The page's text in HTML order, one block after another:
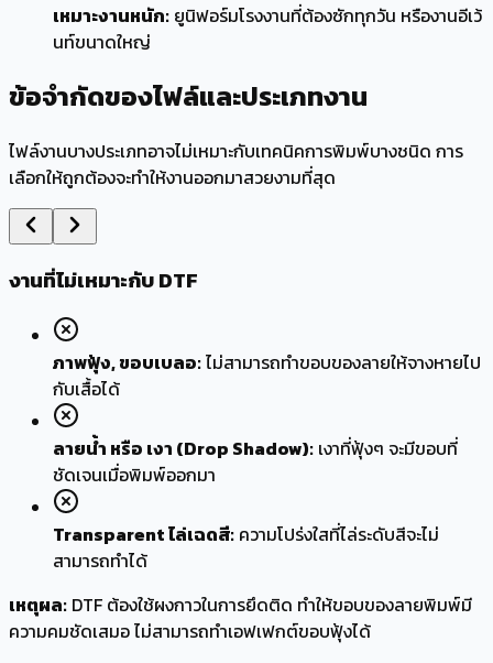
เหมาะงานหนัก: ยูนิฟอร์มโรงงานที่ต้องซักทุกวัน หรืองานอีเว้
นท์ขนาดใหญ่
ข้อจำกัดของไฟล์และประเภทงาน
ไฟล์งานบางประเภทอาจไม่เหมาะกับเทคนิคการพิมพ์บางชนิด การ
เลือกให้ถูกต้องจะทำให้งานออกมาสวยงามที่สุด
งานที่ไม่เหมาะกับDTF
ภาพฟุ้ง, ขอบเบลอ:ไม่สามารถทำขอบของลายให้จางหายไป
กับเสื้อได้
ลายน้ำ หรือ เงา (Drop Shadow): เงาที่ฟุ้งๆ จะมีขอบที่
ชัดเจนเมื่อพิมพ์ออกมา
Transparent ไล่เฉดสี: ความโปร่งใสที่ไล่ระดับสีจะไม่
สามารถทำได้
เหตุผล: DTF ต้องใช้ผงกาวในการยึดติด ทำให้ขอบของลายพิมพ์มี
ความคมชัดเสมอ ไม่สามารถทำเอฟเฟกต์ขอบฟุ้งได้